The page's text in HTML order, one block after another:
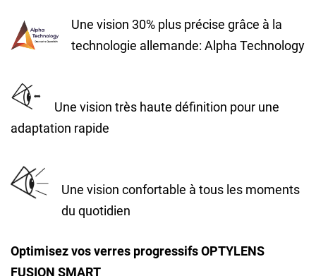
Une vision 30% plus précise grâce à la
technologie allemande: Alpha Technology
Une vision très haute définition pour une
adaptation rapide
Une vision confortable à tous les moments
du quotidien
Optimisez vos verres progressifs OPTYLENS
FUSION SMART